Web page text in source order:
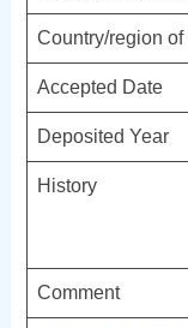
Country/region of
Accepted Date
Deposited Year
History
Comment